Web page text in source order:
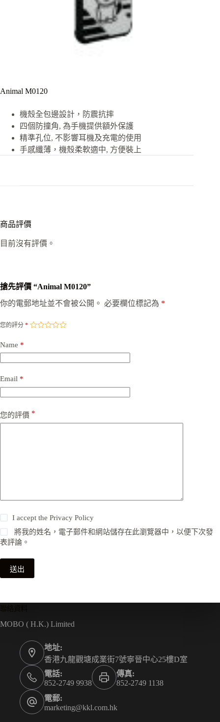
Animal M0120
機殼全包邊設計，防震抗摔
四個防撞角, 為手機提供額外保護
精準孔位, 不影響耳機及充電的使用
手感纖薄，機殼柔軟適中, 方便裝上
商品評價
目前沒有評價。
搶先評價 “Animal M0120”
你的電郵地址並不會被公開。 必要欄位標記為 *
您的評分 *
Name *
Email *
您的評價 *
I accept thePrivacy Policy
將我的姓名，電子郵件和網站儲存在此瀏覽器中，以便下次發
表評論。
送出
MOBO ( H.K.) Limited
地址:
香港九龍觀塘成業街7號寧晉中心25樓D室
電話:
852-2749 9938
傳真:
852-2749 1138
電郵:
marketing@kkl.com.hk